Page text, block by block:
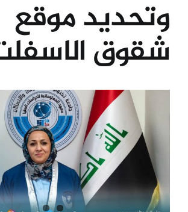
وتحديد موقع
شقوق
Image